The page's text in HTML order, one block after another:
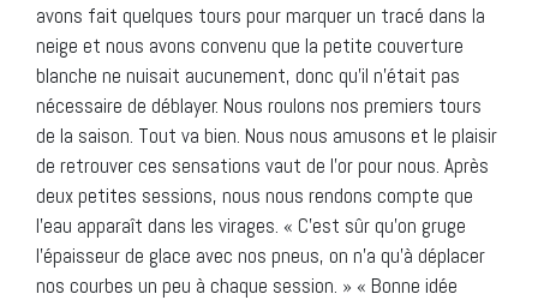
avons fait quelques tours pour marquer un tracé dans la
neige et nous avons convenu que la petite couverture
blanche ne nuisait aucunement, donc qu’il n’était pas
nécessaire de déblayer. Nous roulons nos premiers tours
de la saison. Tout va bien. Nous nous amusons et le plaisir
de retrouver ces sensations vaut de l’or pour nous. Après
deux petites sessions, nous nous rendons compte que
l’eau apparaît dans les virages. « C’est sûr qu’on gruge
l’épaisseur de glace avec nos pneus, on n’a qu’à déplacer
nos courbes un peu à chaque session. » « Bonne idée